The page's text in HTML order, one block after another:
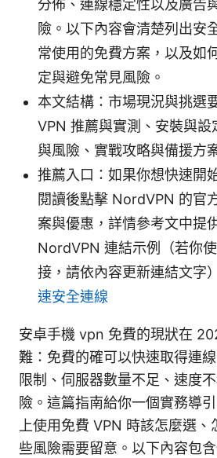
分佈、連線穩定性以及廣告
險。以下內容會清楚列出安
常使用的免費方案，以及如
定與避免常見風險。
本文結構：市場現況與挑選
VPN 推薦與實測、安裝與設
與風險、實戰攻略與備援方案
推薦入口：如果你想快速開
閱讀後點擊 NordVPN 的官
案與優惠，詳情參考文中提
NordVPN 連結示例（若你
接，請依內容更新連結文字
速安全連線
安卓手機 vpn 免費的現狀在
難：免費的確可以快速取得連
限制、伺服器數量不足、速度
險。這篇指南給你一個實務導
上使用免費 VPN 時該怎麼選、
些風險需要留意。以下內容包